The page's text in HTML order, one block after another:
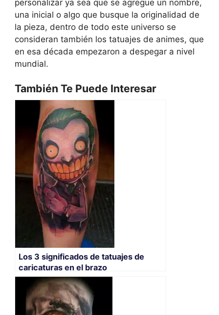
personalizar ya sea que se agregue un nombre,
una inicial o algo que busque la originalidad de
la pieza, dentro de todo este universo se
consideran también los tatuajes de animes, que
en esa década empezaron a despegar a nivel
mundial.
También Te Puede Interesar
Los 3 significados de tatuajes de
caricaturas en el brazo